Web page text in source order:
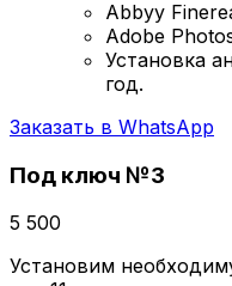
Abbyy
Adobe
Установка
год.
Заказать в WhatsApp
Под ключ №3
5 500
Установим